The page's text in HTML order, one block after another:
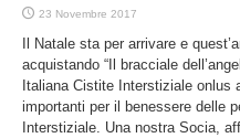
23 Novembre 2017
Il Natale sta per arrivare e
acquistando “Il bracciale
Italiana Cistite Interstiziale onlus
importanti per il benessere delle
Interstiziale. Una nostra Socia,